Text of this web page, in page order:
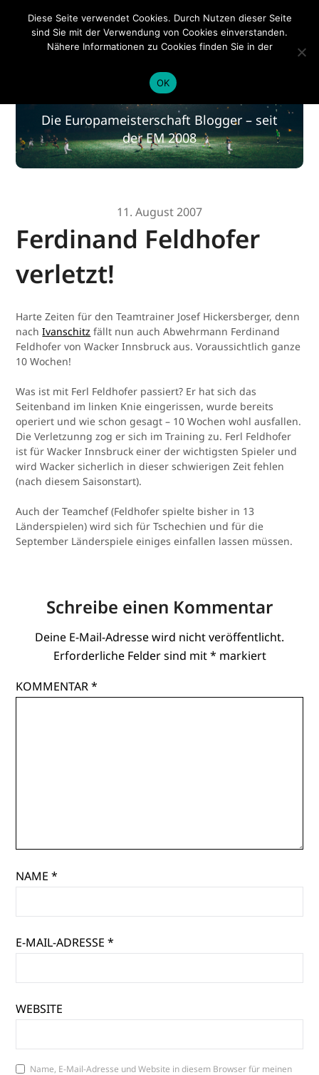
EM 2020
EM 2020
Die Europameisterschaft Blogger – seit
der EM 2008
11. August 2007
Ferdinand Feldhofer
verletzt!
Harte Zeiten für den Teamtrainer Josef Hickersberger, denn
nachIvanschitz fällt nun auch Abwehrmann Ferdinand
Feldhofer von Wacker Innsbruck aus. Voraussichtlich ganze
10 Wochen!
Was ist mit Ferl Feldhofer passiert? Er hat sich das
Seitenband im linken Knie eingerissen, wurde bereits
operiert und wie schon gesagt – 10 Wochen wohl ausfallen.
Die Verletzunng zog er sich im Training zu. Ferl Feldhofer
ist für Wacker Innsbruck einer der wichtigsten Spieler und
wird Wacker sicherlich in dieser schwierigen Zeit fehlen
(nach diesem Saisonstart).
Auch der Teamchef (Feldhofer spielte bisher in 13
Länderspielen) wird sich für Tschechien und für die
September Länderspiele einiges einfallen lassen müssen.
Schreibe einen Kommentar
Deine E-Mail-Adresse wird nicht veröffentlicht.
Erforderliche Felder sind mit* markiert
KOMMENTAR*
NAME*
E-MAIL-ADRESSE*
WEBSITE
Name, E-Mail-Adresse und Website in diesem Browser für meinen
Diese Seite verwendet Cookies. Durch Nutzen dieser Seite
sind Sie mit der Verwendung von Cookies einverstanden.
Nähere Informationen zu Cookies finden Sie in der
OK